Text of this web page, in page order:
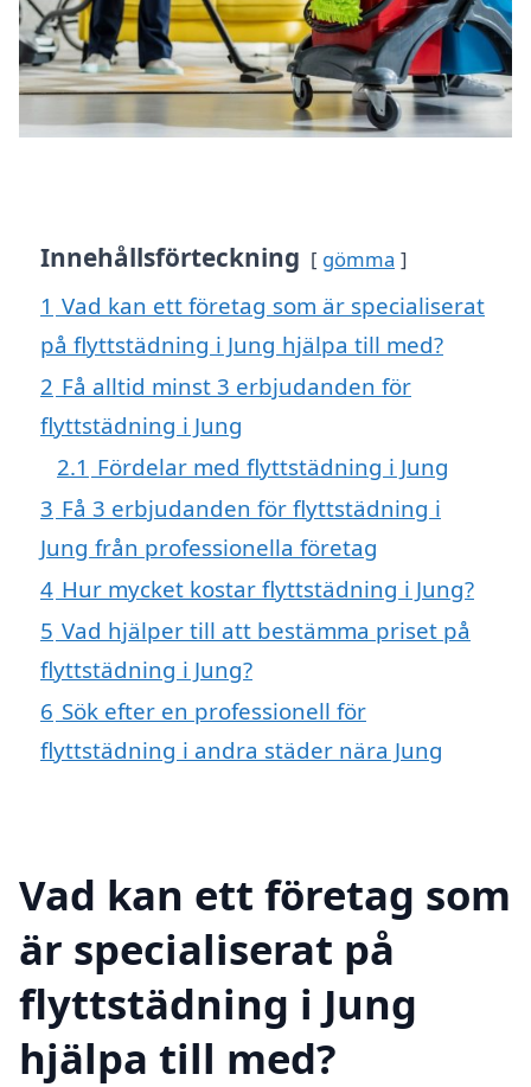
Innehållsförteckning gömma
1 Vad kan ett företag som är specialiserat
på flyttstädning i Jung hjälpa till med?
2 Få alltid minst 3 erbjudanden för
flyttstädning i Jung
2.1 Fördelar med flyttstädning i Jung
3 Få 3 erbjudanden för flyttstädning i
Jung från professionella företag
4 Hur mycket kostar flyttstädning i Jung?
5 Vad hjälper till att bestämma priset på
flyttstädning i Jung?
6 Sök efter en professionell för
flyttstädning i andra städer nära Jung
Vad kan ett företag som
är specialiserat på
flyttstädning i Jung
hjälpa till med?